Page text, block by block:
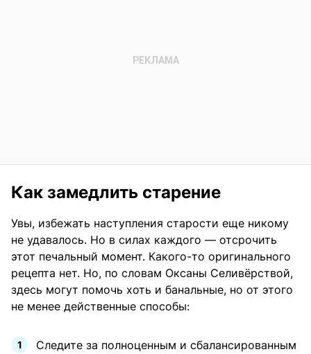
Как замедлить старение
Увы, избежать наступления старости еще никому
не удавалось. Но в силах каждого — отсрочить
этот печальный момент. Какого-то оригинального
рецепта нет. Но, по словам Оксаны Селивёрствой,
здесь могут помочь хоть и банальные, но от этого
не менее действенные способы:
Следите за полноценным и сбалансированным